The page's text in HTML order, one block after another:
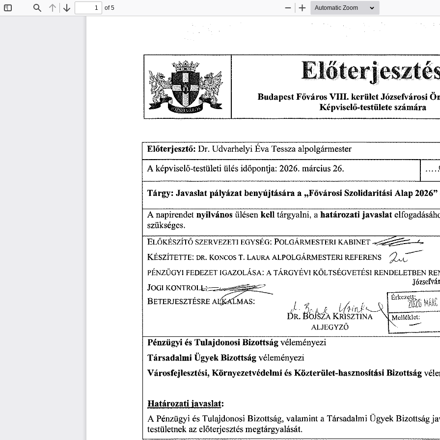
Find Previous
Next
of 5
Zoom
Zoom
Budapest Főváros VIII. kerület Józsefvárosi
Képviselő-testülete számára
Előterjesztő: Dr. Udvarhelyi Éva Tessza alpolgármester
A képviselő-testületi ülés időpontja: 2026. március 26.
Tárgy: Javaslat pályázat benyújtására a „Fővárosi Szolidaritási Alap 2026”
A napirendet nyilvános ülésen kell tárgyalni, a határozati javaslat
szükséges.
Előkészítő szervezeti egység: Polgármesteri kabinet
KÉSZÍTETTE: DR. KONCOS T. LAURA ALPOLGÁRMESTERI REFERENS <2^7^
PÉNZÜGYI FEDEZET IGAZOLÁSA: A TÁRGYÉVI KÖLTSÉGVETÉSI RENDELETBEN
Jogi kontroll— ^
Beterjesztésre al
MAS:
Melléklet:
ALJEGYZŐ
Pénzügyi és Tulajdonosi Bizottság véleményezi
Társadalmi ÜgyekBizottság véleményezi
Városfejlesztési, Környezetvédelmi és Közterület-hasznosítási Bizottság
Határozati javaslat:
A Pénzügyi és Tulajdonosi Bizottság, valamint a Társadalmi Ügyek Bizottság
testületnek az előterjesztés megtárgyalását.